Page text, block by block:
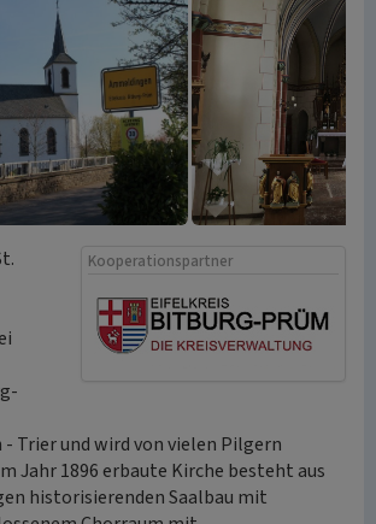
Kooperationspartner
Trier und wird von vielen Pilgern
Jahr 1896 erbaute Kirche besteht aus
historisierenden Saalbau mit